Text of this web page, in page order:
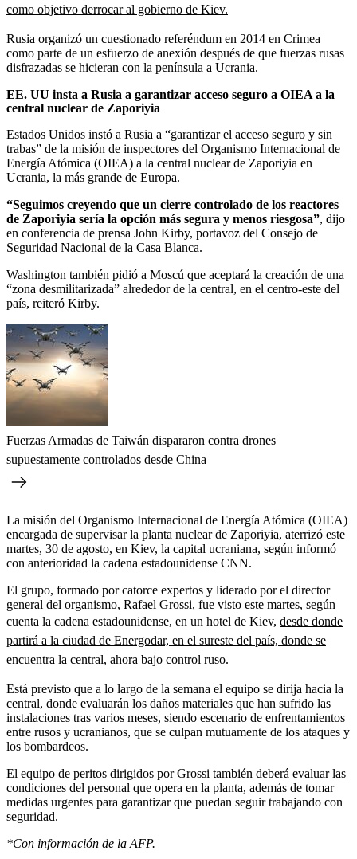
como objetivo derrocar al gobierno de Kiev.
Rusia organizó un cuestionado referéndum en 2014 en Crimea
como parte de un esfuerzo de anexión después de que fuerzas rusas
disfrazadas se hicieran con la península a Ucrania.
EE. UU insta a Rusia a garantizar acceso seguro a OIEA a la
central nuclear de Zaporiyia
Estados Unidos instó a Rusia a “garantizar el acceso seguro y sin
trabas” de la misión de inspectores del Organismo Internacional de
Energía Atómica (OIEA) a la central nuclear de Zaporiyia en
Ucrania, la más grande de Europa.
“Seguimos creyendo que un cierre controlado de los reactores
de Zaporiyia sería la opción más segura y menos riesgosa”, dijo
en conferencia de prensa John Kirby, portavoz del Consejo de
Seguridad Nacional de la Casa Blanca.
Washington también pidió a Moscú que aceptará la creación de una
“zona desmilitarizada” alrededor de la central, en el centro-este del
país, reiteró Kirby.
Fuerzas Armadas de Taiwán dispararon contra drones
supuestamente controlados desde China
La misión del Organismo Internacional de Energía Atómica (OIEA)
encargada de supervisar la planta nuclear de Zaporiyia, aterrizó este
martes, 30 de agosto, en Kiev, la capital ucraniana, según informó
con anterioridad la cadena estadounidense CNN.
El grupo, formado por catorce expertos y liderado por el director
general del organismo, Rafael Grossi, fue visto este martes, según
cuenta la cadena estadounidense, en un hotel de Kiev, desde donde
partirá a la ciudad de Energodar, en el sureste del país, donde se
encuentra la central, ahora bajo control ruso.
Está previsto que a lo largo de la semana el equipo se dirija hacia la
central, donde evaluarán los daños materiales que han sufrido las
instalaciones tras varios meses, siendo escenario de enfrentamientos
entre rusos y ucranianos, que se culpan mutuamente de los ataques y
los bombardeos.
El equipo de peritos dirigidos por Grossi también deberá evaluar las
condiciones del personal que opera en la planta, además de tomar
medidas urgentes para garantizar que puedan seguir trabajando con
seguridad.
*Con información de la AFP.